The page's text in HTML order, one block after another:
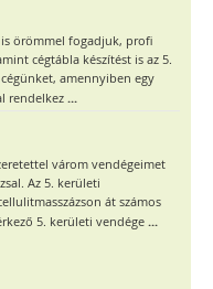
is örömmel fogadjuk, profi
cégtábla készítést is az 5.
amennyiben egy
rendelkez ...
várom vendégeimet
Az 5. kerületi
át számos
5. kerületi vendége ...